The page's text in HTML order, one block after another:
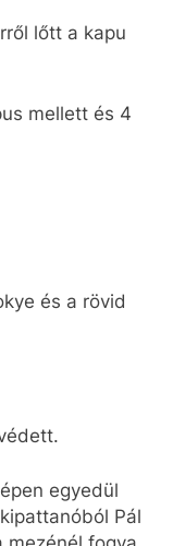
lőtt a kapu
mellett és 4
és a rövid
egyedül
Pál